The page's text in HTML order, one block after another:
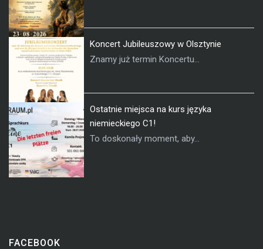
Koncert Jubileuszowy w Olsztynie
Znamy już termin Koncertu...
Ostatnie miejsca na kurs języka
niemieckiego C1!
To doskonały moment, aby...
FACEBOOK